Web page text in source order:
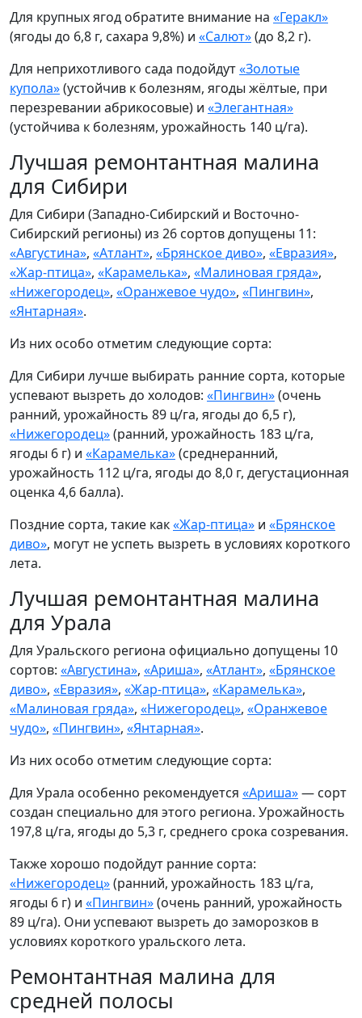
Для крупных ягод обратите внимание на «Геракл»
(ягоды до 6,8 г, сахара 9,8%) и «Салют»(до 8,2 г).
Для неприхотливого сада подойдут«Золотые
купола»(устойчив к болезням, ягоды жёлтые, при
перезревании абрикосовые) и «Элегантная»
(устойчива к болезням, урожайность 140 ц/га).
Лучшая ремонтантная малина
для Сибири
Для Сибири (Западно-Сибирский и Восточно-
Сибирский регионы) из 26 сортов допущены 11:
«Августина», «Атлант», «Брянское диво», «Евразия»,
«Жар-птица», «Карамелька», «Малиновая гряда»,
«Нижегородец», «Оранжевое чудо», «Пингвин»,
«Янтарная».
Из них особо отметим следующие сорта:
Для Сибири лучше выбирать ранние сорта, которые
успевают вызреть до холодов: «Пингвин»(очень
ранний, урожайность 89 ц/га, ягоды до 6,5 г),
«Нижегородец»(ранний, урожайность 183 ц/га,
ягоды 6 г) и «Карамелька»(среднеранний,
урожайность 112 ц/га, ягоды до 8,0 г, дегустационная
оценка 4,6 балла).
Поздние сорта, такие как«Жар-птица» и «Брянское
диво», могут не успеть вызреть в условиях короткого
лета.
Лучшая ремонтантная малина
для Урала
Для Уральского региона официально допущены 10
сортов: «Августина», «Ариша», «Атлант», «Брянское
диво», «Евразия», «Жар-птица», «Карамелька»,
«Малиновая гряда», «Нижегородец», «Оранжевое
чудо», «Пингвин», «Янтарная».
Из них особо отметим следующие сорта:
Для Урала особенно рекомендуется «Ариша»— сорт
создан специально для этого региона. Урожайность
197,8 ц/га, ягоды до 5,3 г, среднего срока созревания.
Также хорошо подойдут ранние сорта:
«Нижегородец»(ранний, урожайность 183 ц/га,
ягоды 6 г) и «Пингвин»(очень ранний, урожайность
89 ц/га). Они успевают вызреть до заморозков в
условиях короткого уральского лета.
Ремонтантная малина для
средней полосы